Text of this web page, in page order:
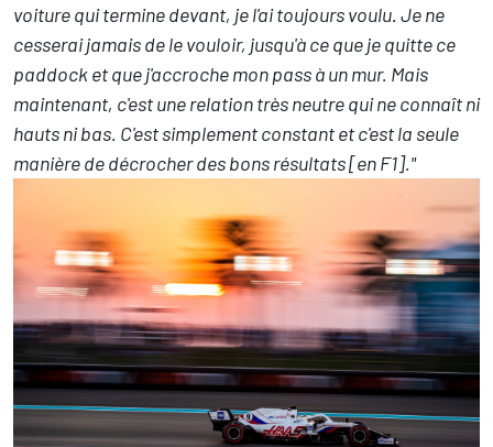
voiture qui termine devant, je l'ai toujours voulu. Je ne
cesserai jamais de le vouloir, jusqu'à ce que je quitte ce
paddock et que j'accroche mon pass à un mur. Mais
maintenant, c'est une relation très neutre qui ne connaît ni
hauts ni bas. C'est simplement constant et c'est la seule
manière de décrocher des bons résultats [en F1]."